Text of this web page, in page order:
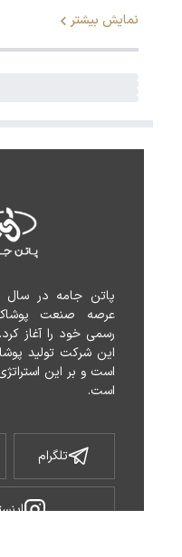
نمایش بیشتر
است.
تلگرام